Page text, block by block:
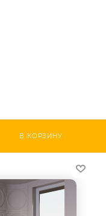
В КОРЗИНУ